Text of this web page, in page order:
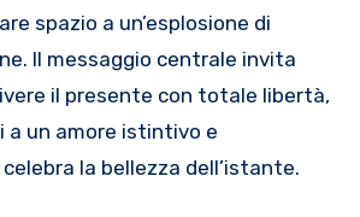
spazio a un’esplosione di
Il messaggio centrale invita
il presente con totale libertà,
a un amore istintivo e
la bellezza dell’istante.